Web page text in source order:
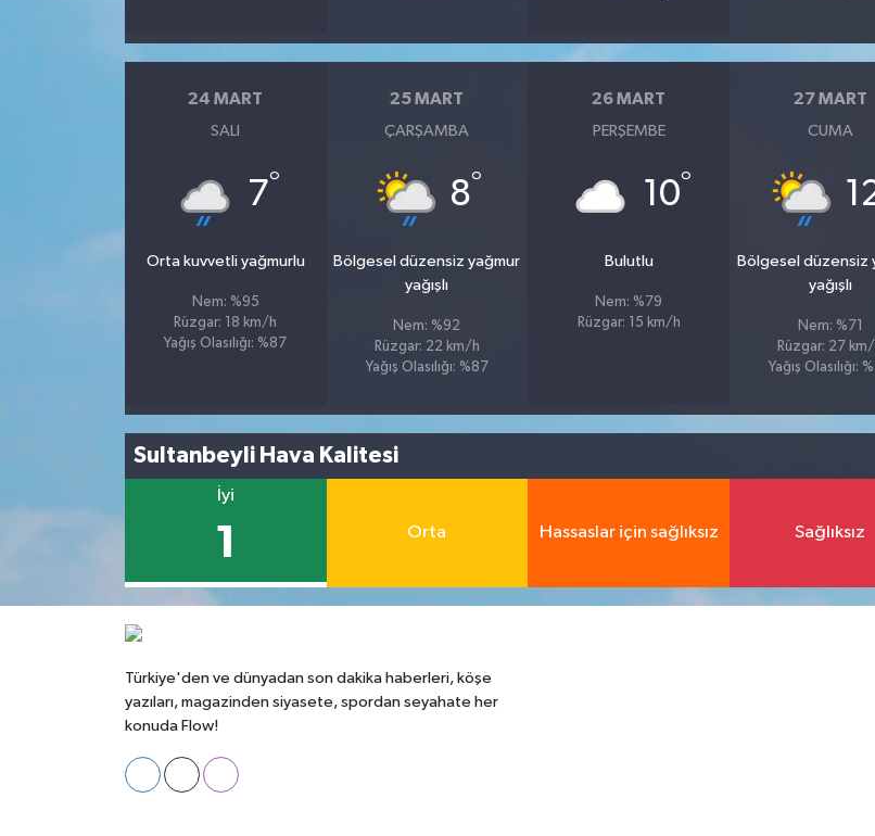
24 MART
SALI
7°
Orta kuvvetli yağmurlu
Nem: %95
Rüzgar: 18 km/h
Yağış Olasılığı: %87
25 MART
ÇARŞAMBA
8°
Bölgesel düzensiz yağmur
yağışlı
Nem: %92
Rüzgar: 22 km/h
Yağış Olasılığı: %87
26 MART
PERŞEMBE
10°
Bulutlu
Nem: %79
Rüzgar: 15 km/h
27 MART
CUMA
Bölgesel düzensiz
yağışlı
Nem: %71
Rüzgar: 27
Yağış Olasılığı:
Sultanbeyli Hava Kalitesi
İyi
1 Orta Hassaslar için sağlıksız Sağlıksız
Türkiye'den ve dünyadan son dakika haberleri, köşe
yazıları, magazinden siyasete, spordan seyahate her
konuda Flow!